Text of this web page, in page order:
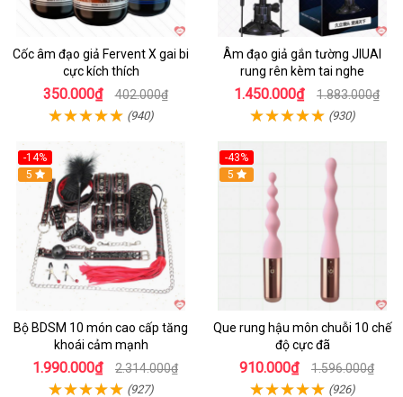
Cốc âm đạo giả Fervent X gai bi
cực kích thích
350.000₫ 402.000₫
(940)
Âm đạo giả gắn tường JIUAI
rung rên kèm tai nghe
1.450.000₫ 1.883.000₫
(930)
-14%
Hot
5
Bộ BDSM 10 món cao cấp tăng
khoái cảm mạnh
1.990.000₫ 2.314.000₫
(927)
-43%
5
Que rung hậu môn chuỗi 10 chế
độ cực đã
910.000₫ 1.596.000₫
(926)